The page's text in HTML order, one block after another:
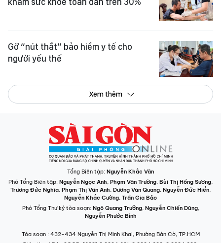
Gỡ “nút thắt” bảo hiểm y tế cho
người yếu thế
Xem thêm
Tổng Biên tập: Nguyễn Khắc Văn
Phó Tổng Biên tập: Nguyễn Ngọc Anh, Phạm Văn Trường, Bùi Thị Hồng Sương,
Trương Đức Nghĩa, Phạm Thị Vân Anh, Dương Văn Quang, Nguyễn Đức Hiển,
Nguyễn Khắc Cường, Trần Gia Bảo
Phó Tổng Thư ký tòa soạn: Ngô Quang Trưởng, Nguyễn Chiến Dũng,
Nguyễn Phước Bình
Tòa soạn : 432-434 Nguyễn Thị Minh Khai, Phường Bàn Cờ, TP.HCM